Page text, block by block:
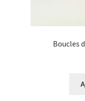
Boucles